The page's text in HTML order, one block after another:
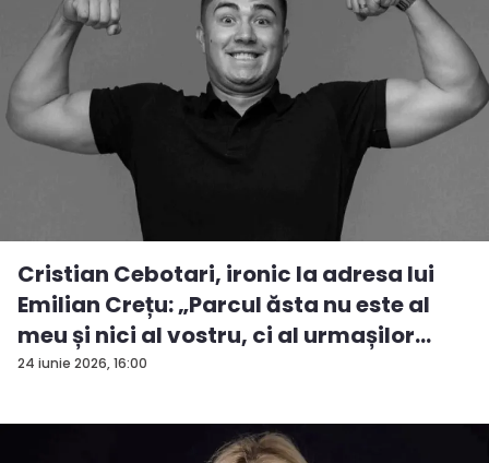
24 iunie 2026, 16:00
Cristian Cebotari, ironic la adresa lui
Emilian Crețu: „Parcul ăsta nu este al
meu și nici al vostru, ci al urmașilor
urm...